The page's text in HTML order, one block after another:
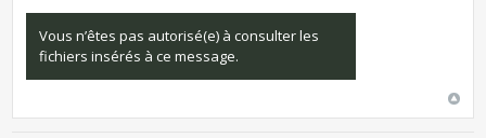
Vous n’êtes pas autorisé(e) à consulter les
fichiers insérés à ce message.